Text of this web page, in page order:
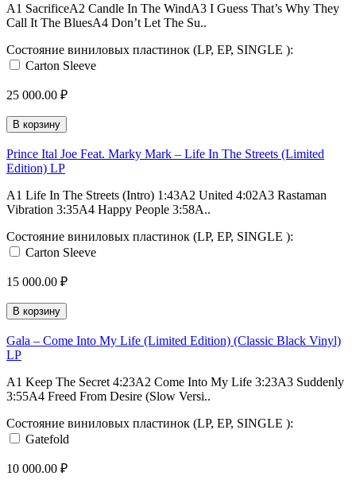
A1 SacrificeA2 Candle In The WindA3 I Guess That’s Why They
Call It The BluesA4 Don’t Let The Su..
Состояние виниловых пластинок (LP, EP, SINGLE ):
Carton Sleeve
25 000.00 ₽
В корзину
Prince Ital Joe Feat. Marky Mark – Life In The Streets (Limited
Edition) LP
A1 Life In The Streets (Intro) 1:43A2 United 4:02A3 Rastaman
Vibration 3:35A4 Happy People 3:58A..
Состояние виниловых пластинок (LP, EP, SINGLE ):
Carton Sleeve
15 000.00 ₽
В корзину
Gala – Come Into My Life (Limited Edition) (Classic Black Vinyl)
LP
A1 Keep The Secret 4:23A2 Come Into My Life 3:23A3 Suddenly
3:55A4 Freed From Desire (Slow Versi..
Состояние виниловых пластинок (LP, EP, SINGLE ):
Gatefold
10 000.00 ₽